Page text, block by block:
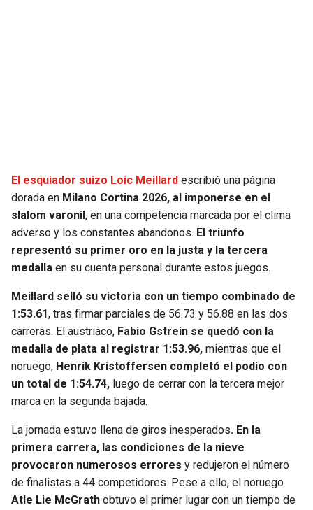
El esquiador suizo Loic Meillard escribió una página
dorada en Milano Cortina 2026, al imponerse en el
slalom varonil, en una competencia marcada por el clima
adverso y los constantes abandonos. El triunfo
representó su primer oro en la justa y la tercera
medalla en su cuenta personal durante estos juegos.
Meillard selló su victoria con un tiempo combinado de
1:53.61, tras firmar parciales de 56.73 y 56.88 en las dos
carreras. El austriaco, Fabio Gstrein se quedó con la
medalla de plata al registrar 1:53.96, mientras que el
noruego, Henrik Kristoffersen completó el podio con
un total de 1:54.74, luego de cerrar con la tercera mejor
marca en la segunda bajada.
La jornada estuvo llena de giros inesperados. En la
primera carrera, las condiciones de la nieve
provocaron numerosos errores y redujeron el número
de finalistas a 44 competidores. Pese a ello, el noruego
Atle Lie McGrath obtuvo el primer lugar con un tiempo de